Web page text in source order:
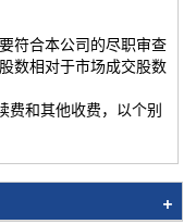
符合本公司的尽职审查
数相对于市场成交股数
费和其他收费，以个别